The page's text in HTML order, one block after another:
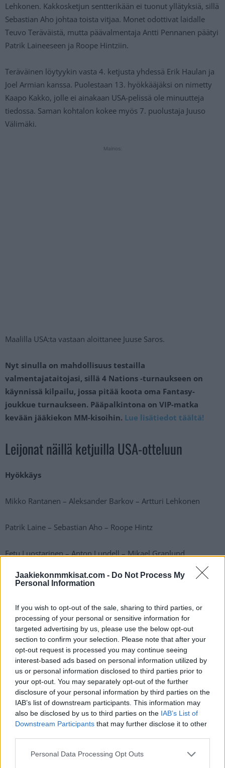
Jaakiekonmmkisat.com - Do Not Process My
Personal Information
If you wish to opt-out of the sale, sharing to third parties, or
processing of your personal or sensitive information for
targeted advertising by us, please use the below opt-out
section to confirm your selection. Please note that after your
opt-out request is processed you may continue seeing
interest-based ads based on personal information utilized by
us or personal information disclosed to third parties prior to
your opt-out. You may separately opt-out of the further
disclosure of your personal information by third parties on the
IAB’s list of downstream participants. This information may
also be disclosed by us to third parties on the IAB’s List of
Downstream Participants that may further disclose it to other
Personal Data Processing Opt Outs
Lehkonen. Kakkosketjun sentterikään ei tuonut yllätyksiä, sillä
Sebastian Aho johtaa toista vitjaa. Monet odottivat laidalle
Teuvo Teräväistä, mutta päävalmentaja Antti Pennanen päätyi
Patrik Laineeseen ja Roope Hintziin.
Teräväinen löytyykin vasta 4. ketjusta yhdessä Erik Haulan ja
Joel Armian kanssa. Puolestaan 13. hyökkääjäksi on nimetty
Kaapo Kakko, jolle ei ainakaan USA-pelissä ole minuutteja
tiedossa. Saman kohtalon kokee myös 7. puolustaja Juuso
Välimäki.
Mainos:
Maalilla USA:ta vastaan aloittanee Juuse Saros.
Nyt sinulla on mahdollisuus testailla
valmentajataitojasi, sillä 4 Nations -turnaukseen on
käynnissä kilpailu, jossa pitää koota oma Fantasy-
joukkue turnaukseen. Pääpalkintona on VIP-matka
kevään jääkiekon MM-kisoihin. Lue lisätiedot täältä!
Leijonat näillä ketjuilla USA-otteluun
Hyökkäys
Mikko Rantanen – Aleksander Barkov – Artturi Lehkonen
Patrik Laine – Sebastian Aho – Roope Hintz
Eetu Luostarinen – Anton Lundell – Mikael Granlund
Teuvo Teräväinen – Erik Haula – Joel Armia
13. hyökkääjä Kaapo Kakko
Puolustajat
Esa Lindell – Niko Mikkola
Olli Määttä – Henri Jokiharju
Urho Vaakanainen – Nikolas Matinpalo
7. puolustaja Juuso Välimäki